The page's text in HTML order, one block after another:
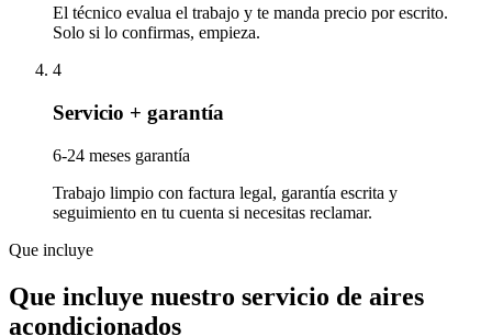
El técnico evalua el trabajo y te manda precio por escrito.
Solo si lo confirmas, empieza.
4
Servicio + garantía
6-24 meses garantía
Trabajo limpio con factura legal, garantía escrita y
seguimiento en tu cuenta si necesitas reclamar.
Que incluye
Que incluye nuestro servicio de aires
acondicionados